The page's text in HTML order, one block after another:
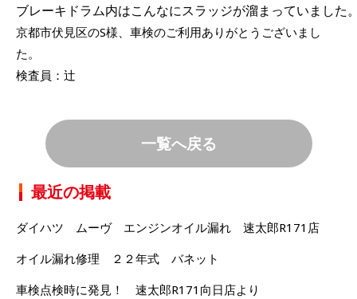
ブレーキドラム内はこんなにスラッジが溜まっていました
京都市伏見区のS様、車検のご利用ありがとうございまし
た。
検査員：辻
一覧へ戻る
最近の掲載
ダイハツ ムーヴ エンジンオイル漏れ 速太郎R171店
オイル漏れ修理 ２２年式 バネット
車検点検時に発見！ 速太郎R171向日店より